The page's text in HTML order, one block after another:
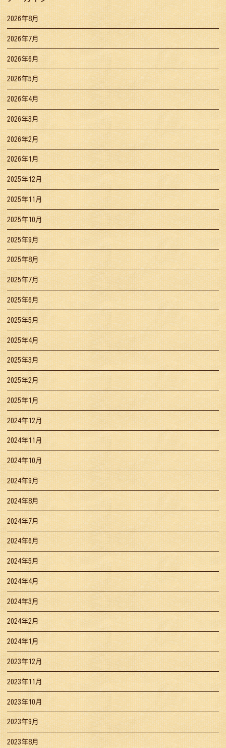
2026年8月
2026年7月
2026年6月
2026年5月
2026年4月
2026年3月
2026年2月
2026年1月
2025年12月
2025年11月
2025年10月
2025年9月
2025年8月
2025年7月
2025年6月
2025年5月
2025年4月
2025年3月
2025年2月
2025年1月
2024年12月
2024年11月
2024年10月
2024年9月
2024年8月
2024年7月
2024年6月
2024年5月
2024年4月
2024年3月
2024年2月
2024年1月
2023年12月
2023年11月
2023年10月
2023年9月
2023年8月